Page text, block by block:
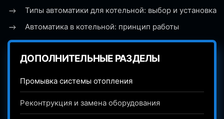
Типы автоматики для котельной: выбор и установка
Автоматика в котельной: принцип работы
ДОПОЛНИТЕЛЬНЫЕ РАЗДЕЛЫ
Промывка системы отопления
Реконтрукция и замена оборудования